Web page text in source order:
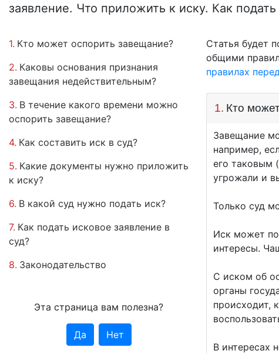
заявление. Что приложить к иску. Как
1. Кто может оспорить завещание?
2. Каковы основания признания
завещания недействительным?
3. В течение какого времени можно
оспорить завещание?
4. Как составить иск в суд?
5. Какие документы нужно приложить
к иску?
6. В какой суд нужно подать иск?
7. Как подать исковое заявление в
суд?
8. Законодательство
Эта страница вам полезна?
Да Нет
Статья будет
общими
правилах
1. Кто
Завещание
например,
его таковым
угрожали и
Только суд
Иск может
интересы.
С иском об
органы
происходит,
В интересах